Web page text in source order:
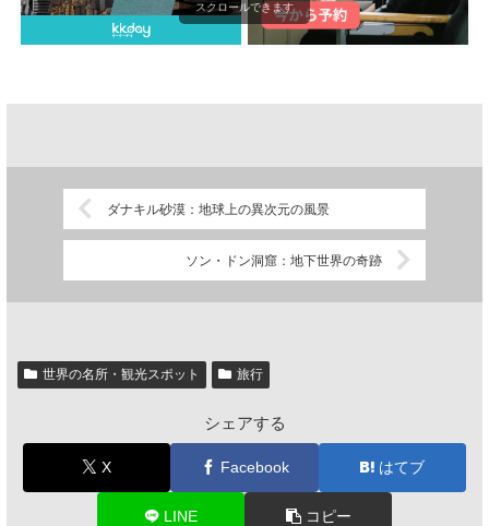
スクロールできます
ダナキル砂漠：地球上の異次元の風景
ソン・ドン洞窟：地下世界の奇跡
世界の名所・観光スポット 旅行
シェアする
X Facebook はてブ
LINE コピー